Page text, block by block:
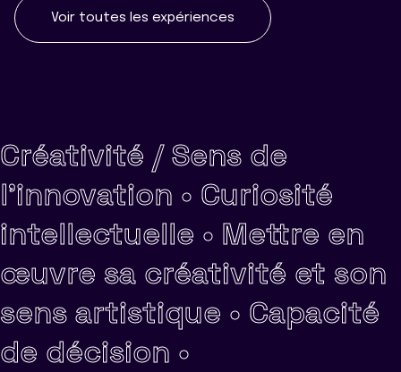
Voir toutes les expériences
Créativité / Sens de
l'innovation • Curiosité
intellectuelle • Mettre en
œuvre sa créativité et son
sens artistique • Capacité
de décision •